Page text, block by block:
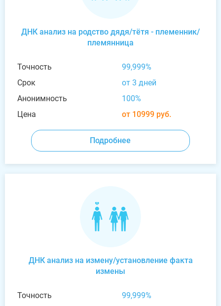
ДНК анализ на родство дядя/тётя - племенник/
племянница
Точность
99,999%
Срок
от 3 дней
Анонимность
100%
Цена
от 10999 руб.
Подробнее
ДНК анализ на измену/установление факта
измены
Точность
99,999%